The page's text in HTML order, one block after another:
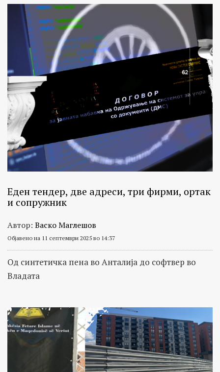
Еден тендер, две адреси, три фирми, ортак
и сопружник
Автор: Васко Маглешов
Објавено на 11 септември 2025 во 14:37
Од синтетичка пена во Анталија до софтвер во
Владата